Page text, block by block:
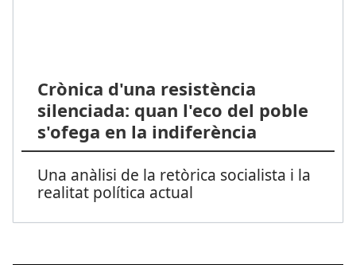
Crònica d'una resistència
silenciada: quan l'eco del poble
s'ofega en la indiferència
Una anàlisi de la retòrica socialista i la
realitat política actual